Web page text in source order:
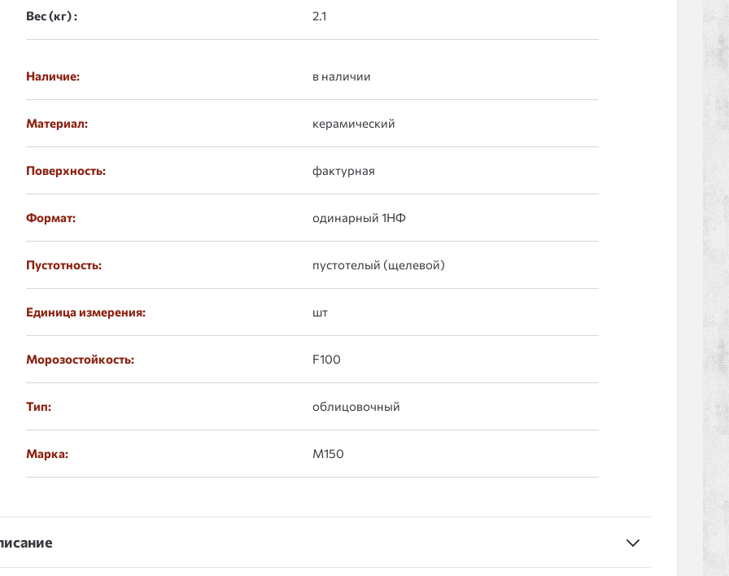
Вес (кг) :
Наличие: в наличии
Материал: керамический
Поверхность: фактурная
Формат: одинарный 1НФ
Пустотность: пустотелый (щелевой)
Единица измерения: шт
Морозостойкость: F100
Тип: облицовочный
Марка: М150